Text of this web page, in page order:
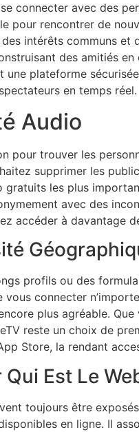
connecter avec des
pour rencontrer de
intérêts communs
des amitiés
une plateforme
en temps réel.
Audio
pour trouver les
supprimer les
gratuits les plus
avec des
accéder à davantage
profils ou des
connecter
plus agréable.
reste un choix de
Store, la rendant
Est Le
toujours être
en ligne. Il